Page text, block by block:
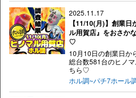
2025.11.17
【11/10(月)】創業
ル用賀店』をおさか
♡
10月10日の創業日か
総台数581台のヒノ
ちら♡
ホル調~パチ7ホール